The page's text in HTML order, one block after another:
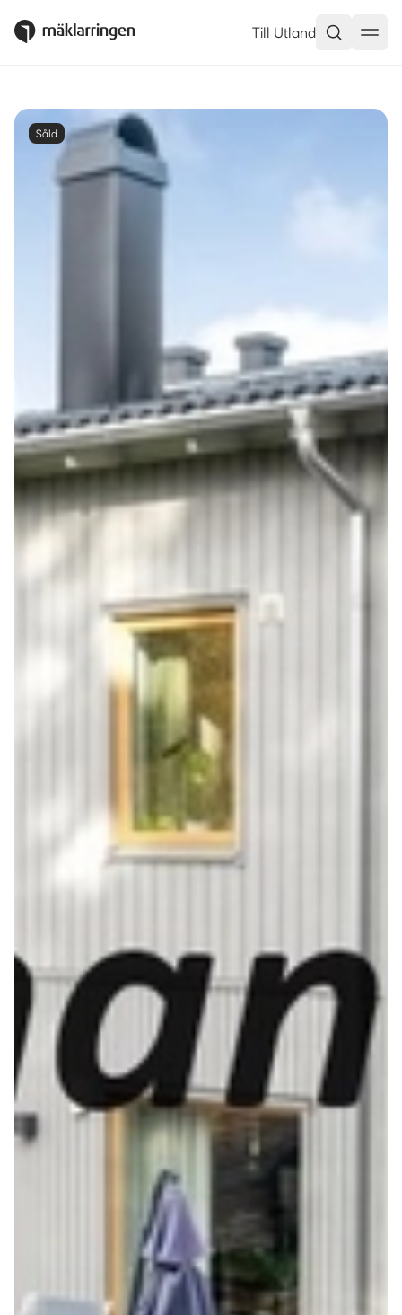
Till Utland
Såld